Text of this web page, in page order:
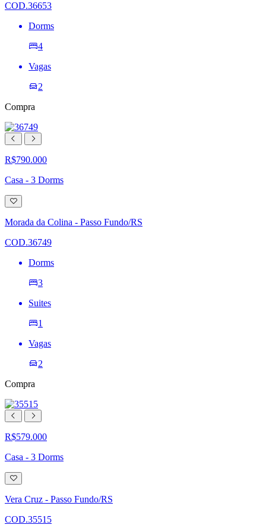
COD.36653
Dorms
4
Vagas
2
Compra
R$790.000
Casa - 3 Dorms
Adicionar
à
lista
de
Morada da Colina - Passo Fundo/RS
COD.36749
Dorms
3
Suites
1
Vagas
2
Compra
R$579.000
Casa - 3 Dorms
Adicionar
à
lista
de
Vera Cruz - Passo Fundo/RS
COD.35515